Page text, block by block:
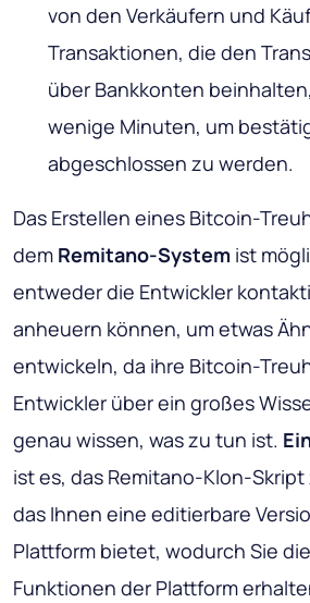
von den Verkäufern und
Transaktionen, die den
über Bankkonten
wenige Minuten, um
abgeschlossen zu werden.
Das Erstellen eines Bitcoin-
dem Remitano-System ist
entweder die Entwickler
anheuern können, um etwas
entwickeln, da ihre Bitcoin-
Entwickler über ein großes
genau wissen, was zu tun ist.
ist es, das Remitano-Klon-
das Ihnen eine editierbare
Plattform bietet, wodurch Sie
Funktionen der Plattform